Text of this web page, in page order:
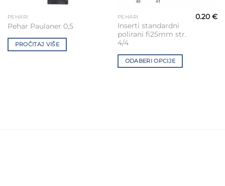
PEHARI
Pehar Paulaner 0,5
PROČITAJ VIŠE
PEHARI
Inserti standardni
polirani fi25mm str.
4/4
0.20€
ODABERI OPCIJE
This
product
has
variants.